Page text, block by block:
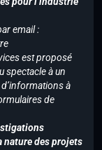
email :
est proposé
spectacle à un
à
de
nature des projets